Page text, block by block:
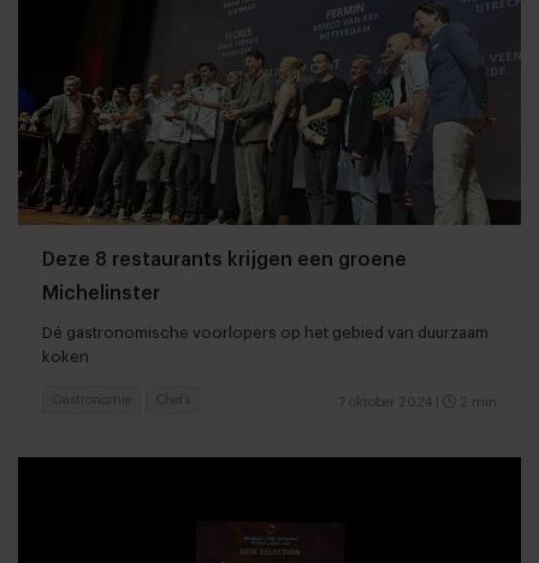
Deze 8 restaurants krijgen een groene
Michelinster
Dé gastronomische voorlopers op het gebied van duurzaam
koken
7 oktober 2024 2 min
Gastronomie Chefs